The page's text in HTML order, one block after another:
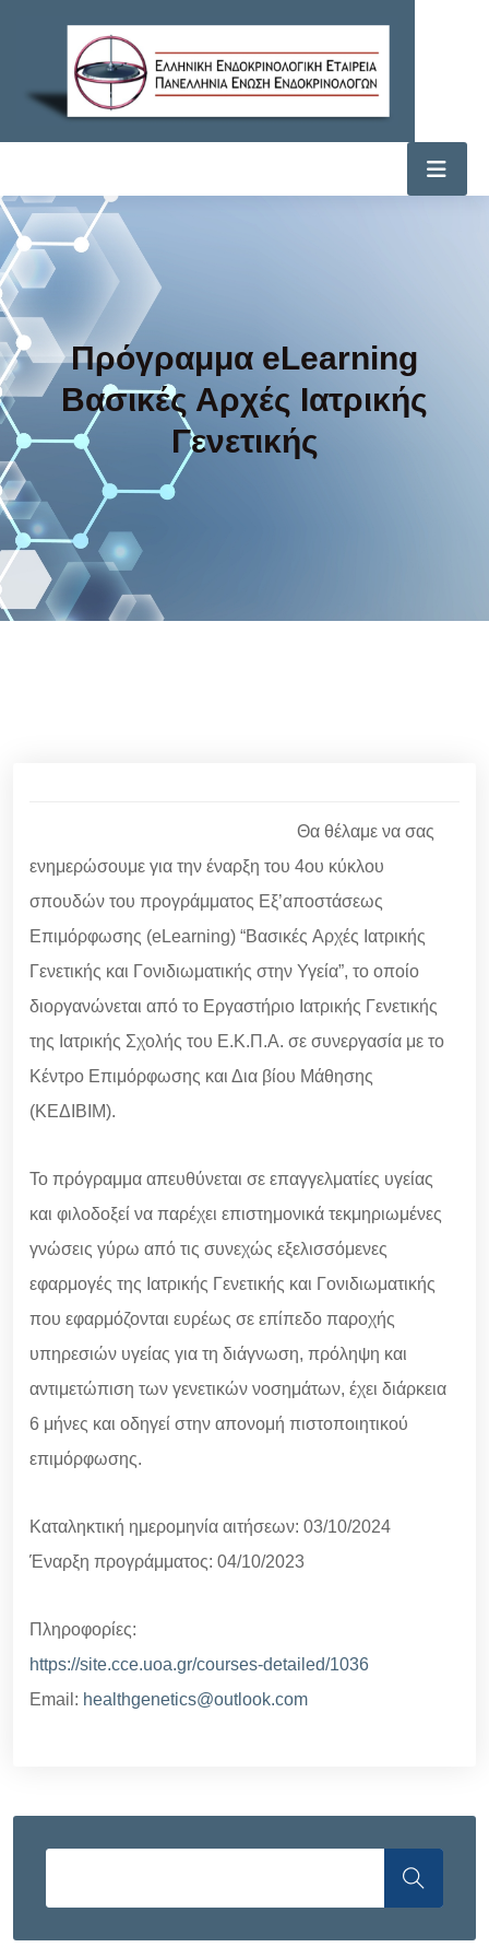
Πρόγραμμα eLearning
Βασικές Αρχές Ιατρικής
Γενετικής
Θα θέλαμε να σας
ενημερώσουμε για την έναρξη του 4ου κύκλου
σπουδών του προγράμματος Εξ’αποστάσεως
Επιμόρφωσης (eLearning) “Βασικές Aρχές Ιατρικής
Γενετικής και Γονιδιωματικής στην Υγεία”, το οποίο
διοργανώνεται από το Εργαστήριο Ιατρικής Γενετικής
της Ιατρικής Σχολής του Ε.Κ.Π.Α. σε συνεργασία με το
Κέντρο Επιμόρφωσης και Δια βίου Μάθησης
(ΚΕΔΙΒΙΜ).
Το πρόγραμμα απευθύνεται σε επαγγελματίες υγείας
και φιλοδοξεί να παρέχει επιστημονικά τεκμηριωμένες
γνώσεις γύρω από τις συνεχώς εξελισσόμενες
εφαρμογές της Ιατρικής Γενετικής και Γονιδιωματικής
που εφαρμόζονται ευρέως σε επίπεδο παροχής
υπηρεσιών υγείας για τη διάγνωση, πρόληψη και
αντιμετώπιση των γενετικών νοσημάτων, έχει διάρκεια
6 μήνες και οδηγεί στην απονομή πιστοποιητικού
επιμόρφωσης.
Καταληκτική ημερομηνία αιτήσεων: 03/10/2024
Έναρξη προγράμματος: 04/10/2023
Πληροφορίες:
https://site.cce.uoa.gr/courses-detailed/1036
Email: healthgenetics@outlook.com